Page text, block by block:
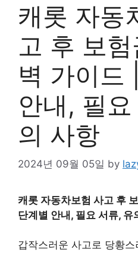
캐롯 자동
고 후 보
벽 가이드
안내, 필
의 사항
2024년 09월 05일 by
캐롯 자동차보험 사고 후
단계별 안내, 필요 서류, 유
갑작스러운 사고로 당황